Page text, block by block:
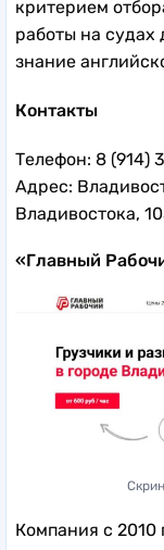
критерием
работы на судах
знание
Контакты
Телефон: 8 (914)
Адрес:
Владивостока,
«Главный
Компания с 2010